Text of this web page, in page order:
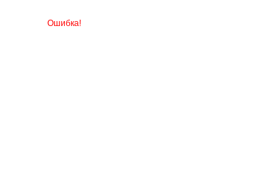
Ошибка!